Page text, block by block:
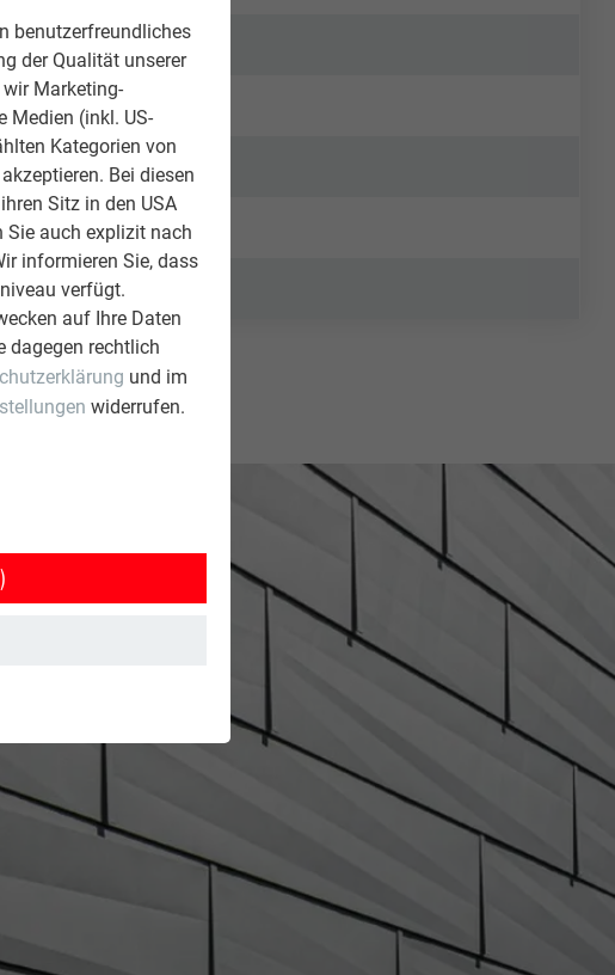
benutzerfreundliches
der Qualität unserer
wir Marketing-
Medien (inkl. US-
Kategorien von
Bei diesen
Sitz in den USA
Sie auch explizit nach
informieren Sie, dass
verfügt.
auf Ihre Daten
dagegen rechtlich
und im
widerrufen.